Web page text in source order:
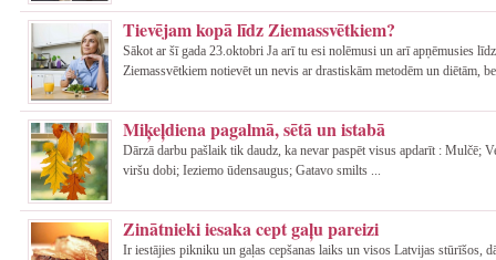
Tievējam kopā līdz Ziemassvētkiem?
Sākot ar šī gada 23.oktobri Ja arī tu esi nolēmusi un arī apņēmusies līdz
Ziemassvētkiem notievēt un nevis ar drastiskām metodēm un diētām,
Miķeļdiena pagalmā, sētā un istabā
Dārzā darbu pašlaik tik daudz, ka nevar paspēt visus apdarīt : Mulčē;
viršu dobi; Ieziemo ūdensaugus; Gatavo smilts ...
Zinātnieki iesaka cept gaļu pareizi
Ir iestājies pikniku un gaļas cepšanas laiks un visos Latvijas stūrīšos,